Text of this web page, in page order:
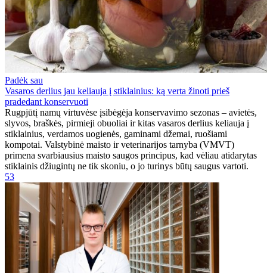
Padėk sau
Vasaros derlius jau keliauja į stiklainius: ką verta žinoti prieš
pradedant konservuoti
Rugpjūtį namų virtuvėse įsibėgėja konservavimo sezonas – avietės,
slyvos, braškės, pirmieji obuoliai ir kitas vasaros derlius keliauja į
stiklainius, verdamos uogienės, gaminami džemai, ruošiami
kompotai. Valstybinė maisto ir veterinarijos tarnyba (VMVT)
primena svarbiausius maisto saugos principus, kad vėliau atidarytas
stiklainis džiugintų ne tik skoniu, o jo turinys būtų saugus vartoti.
53